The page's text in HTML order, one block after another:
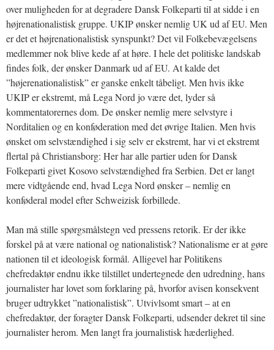
over muligheden for at degradere Dansk Folkeparti til at sidde i en
højrenationalistisk gruppe. UKIP ønsker nemlig UK ud af EU. Men
er det et højrenationalistisk synspunkt? Det vil Folkebevægelsens
medlemmer nok blive kede af at høre. I hele det politiske landskab
findes folk, der ønsker Danmark ud af EU. At kalde det
”højerenationalistisk” er ganske enkelt tåbeligt. Men hvis ikke
UKIP er ekstremt, må Lega Nord jo være det, lyder så
kommentatorernes dom. De ønsker nemlig mere selvstyre i
Norditalien og en konføderation med det øvrige Italien. Men hvis
ønsket om selvstændighed i sig selv er ekstremt, har vi et ekstremt
flertal på Christiansborg: Her har alle partier uden for Dansk
Folkeparti givet Kosovo selvstændighed fra Serbien. Det er langt
mere vidtgående end, hvad Lega Nord ønsker – nemlig en
konføderal model efter Schweizisk forbillede.
Man må stille spørgsmålstegn ved pressens retorik. Er der ikke
forskel på at være national og nationalistisk? Nationalisme er at gøre
nationen til et ideologisk formål. Alligevel har Politikens
chefredaktør endnu ikke tilstillet undertegnede den udredning, hans
journalister har lovet som forklaring på, hvorfor avisen konsekvent
bruger udtrykket ”nationalistisk”. Utvivlsomt smart – at en
chefredaktør, der foragter Dansk Folkeparti, udsender dekret til sine
journalister herom. Men langt fra journalistisk hæderlighed.